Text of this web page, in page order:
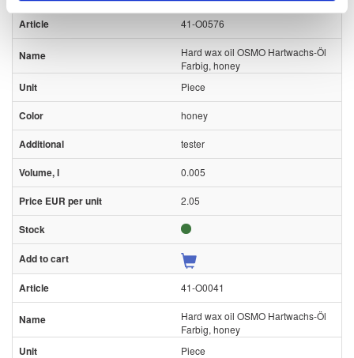
41-O0576
Hard wax oil OSMO Hartwachs-Öl
Farbig, honey
Piece
honey
tester
0.005
2.05
41-O0041
Hard wax oil OSMO Hartwachs-Öl
Farbig, honey
Piece